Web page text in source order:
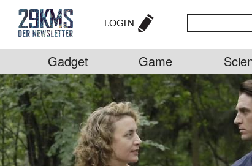
LOGIN
Gadget Game